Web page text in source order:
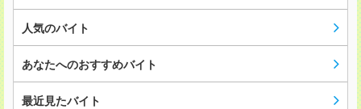
人気のバイト
あなたへのおすすめバイト
最近見たバイト